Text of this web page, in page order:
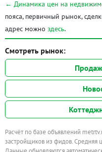
← Динамика цен на
пояса, первичный рынок,
адрес можно здесь.
Смотреть рынок:
Расчёт по базе объявлений
застройщиков из фидов.